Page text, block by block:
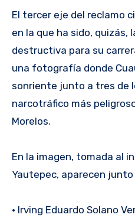
El tercer eje del reclamo
en la que ha sido, quizás,
destructiva para su
una fotografía donde
sonriente junto a tres de
narcotráfico más
Morelos.
En la imagen, tomada al
Yautepec, aparecen
• Irving Eduardo Solano